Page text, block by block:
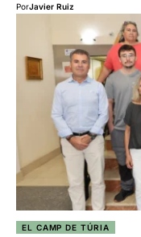
PorJavier Ruiz
EL CAMP DE TÚRIA